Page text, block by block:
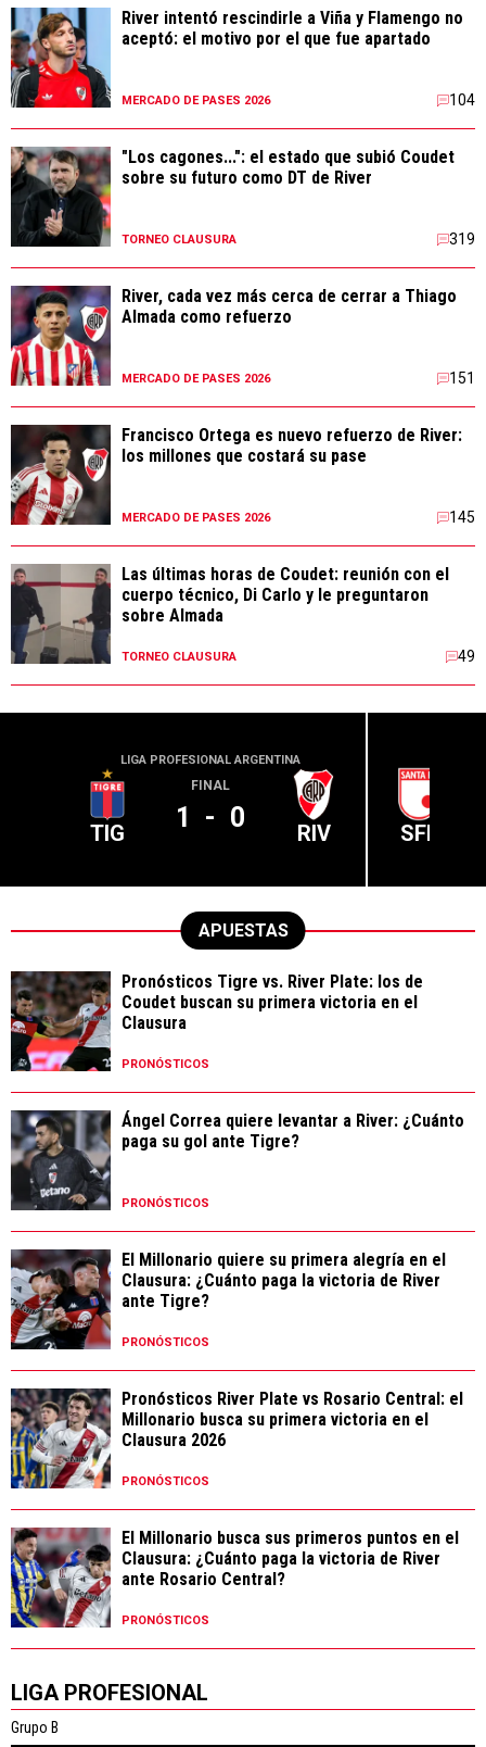
River intentó rescindirle a Viña y Flamengo no
aceptó: el motivo por el que fue apartado
MERCADO DE PASES 2026 104
"Los cagones...": el estado que subió Coudet
sobre su futuro como DT de River
TORNEO CLAUSURA 319
River, cada vez más cerca de cerrar a Thiago
Almada como refuerzo
MERCADO DE PASES 2026 151
Francisco Ortega es nuevo refuerzo de River:
los millones que costará su pase
MERCADO DE PASES 2026 145
Las últimas horas de Coudet: reunión con el
cuerpo técnico, Di Carlo y le preguntaron
sobre Almada
TORNEO CLAUSURA 49
LIGA PROFESIONAL ARGENTINA
TIG
FINAL
1 - 0 RIV SFE
APUESTAS
Pronósticos Tigre vs. River Plate: los de
Coudet buscan su primera victoria en el
Clausura
PRONÓSTICOS
Ángel Correa quiere levantar a River: ¿Cuánto
paga su gol ante Tigre?
PRONÓSTICOS
El Millonario quiere su primera alegría en el
Clausura: ¿Cuánto paga la victoria de River
ante Tigre?
PRONÓSTICOS
Pronósticos River Plate vs Rosario Central: el
Millonario busca su primera victoria en el
Clausura 2026
PRONÓSTICOS
El Millonario busca sus primeros puntos en el
Clausura: ¿Cuánto paga la victoria de River
ante Rosario Central?
PRONÓSTICOS
LIGA PROFESIONAL